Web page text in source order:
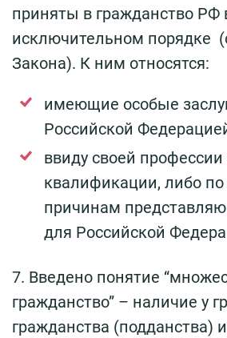
приняты в гражданство РФ
исключительном порядке
Закона). К ним относятся:
имеющие особые
Российской
ввиду своей профессии
квалификации, либо
причинам
для Российской
7. Введено понятие
гражданство” – наличие у
гражданства (подданства)